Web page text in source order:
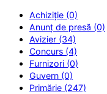
Achiziție (0)
Anunț de presă (0)
Avizier (34)
Concurs (4)
Furnizori (0)
Guvern (0)
Primărie (247)